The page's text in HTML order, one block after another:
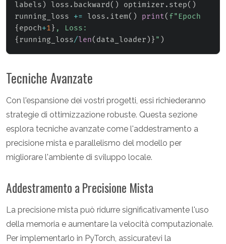
labels ) loss . backward ( ) optimizer . step( )
running_loss += loss . item( ) print(
{ epoch+1 }
{ running_loss/len( data_loader ) } " )
Tecniche Avanzate
Con l'espansione dei vostri progetti, essi richiederanno
strategie di ottimizzazione robuste. Questa sezione
esplora tecniche avanzate come l'addestramento a
precisione mista e parallelismo del modello per
migliorare l'ambiente di sviluppo locale.
Addestramento a Precisione Mista
La precisione mista può ridurre significativamente l'uso
della memoria e aumentare la velocità computazionale.
Per implementarlo in PyTorch, assicuratevi la